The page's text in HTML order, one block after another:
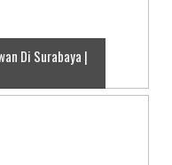
Di Surabaya |